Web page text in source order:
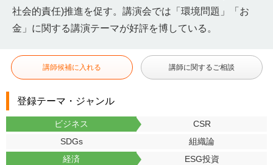
社会的責任)推進を促す。講演会では「環境問題」「お
金」に関する講演テーマが好評を博している。
講師候補に入れる 講師に関するご相談
登録テーマ・ジャンル
ビジネス
CSR
SDGs
組織論
経済
ESG投資